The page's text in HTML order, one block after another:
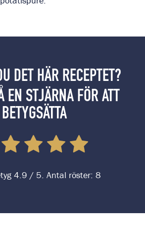
DET HÄR RECEPTET?
EN STJÄRNA FÖR ATT
BETYGSÄTTA
4.9 / 5. Antal röster: 8